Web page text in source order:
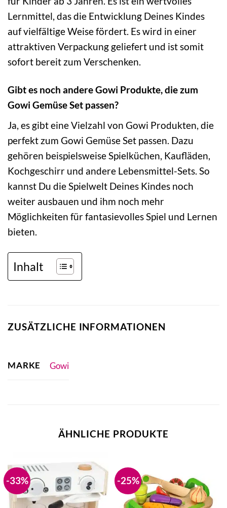
Lernmittel, das die Entwicklung Deines Kindes
auf vielfältige Weise fördert. Es wird in einer
attraktiven Verpackung geliefert und ist somit
sofort bereit zum Verschenken.
Gibt es noch andere Gowi Produkte, die zum
Gowi Gemüse Set passen?
Ja, es gibt eine Vielzahl von Gowi Produkten, die
perfekt zum Gowi Gemüse Set passen. Dazu
gehören beispielsweise Spielküchen, Kaufläden,
Kochgeschirr und andere Lebensmittel-Sets. So
kannst Du die Spielwelt Deines Kindes noch
weiter ausbauen und ihm noch mehr
Möglichkeiten für fantasievolles Spiel und Lernen
bieten.
Inhalt
ZUSÄTZLICHE INFORMATIONEN
MARKE Gowi
ÄHNLICHE PRODUKTE
-33% -25%